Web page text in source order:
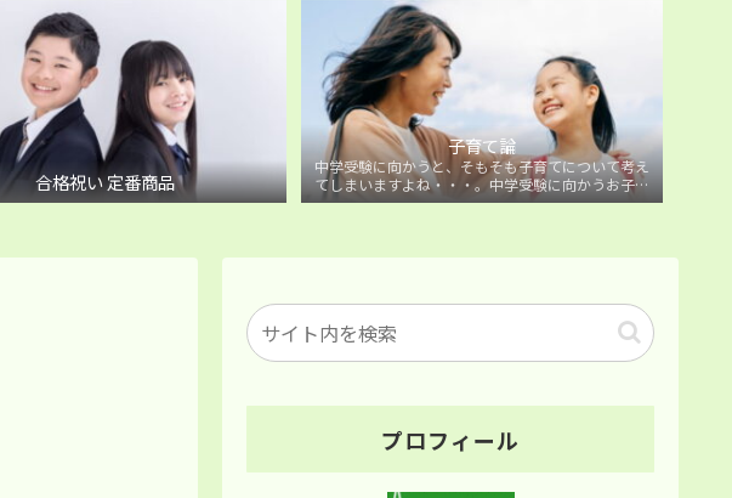
合格祝い 定番商品
子育て論
中学受験に向かうと、そもそも子育てについて考え
てしまいますよね・・・。中学受験に向かうお子様
を持つ保護者の方に向けた子育て論について。
プロフィール